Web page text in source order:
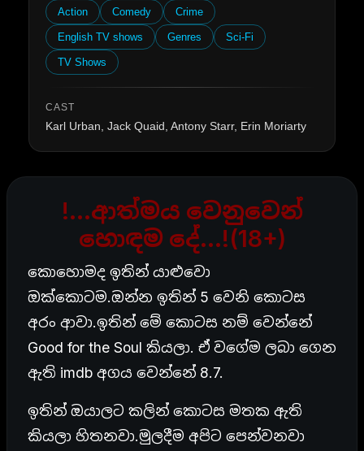
Action Comedy Crime
English TV shows Genres Sci-Fi
TV Shows
CAST
Karl Urban, Jack Quaid, Antony Starr, Erin Moriarty
!…ආත්මය වෙනුවෙන්
හොඳම දේ…!(18+)
කොහොමද ඉතින් යාළුවො
ඔක්කොටම.ඔන්න ඉතින් 5 වෙනි කොටස
අරං ආවා.ඉතින් මේ කොටස නම් වෙන්නේ
Good for the Soul කියලා. ඒ වගේම ලබා ගෙන
ඇති imdb අගය වෙන්නේ 8.7.
ඉතින් ඔයාලට කලින් කොටස මතක ඇති
කියලා හිතනවා.මුලදීම අපිට පෙන්වනවා